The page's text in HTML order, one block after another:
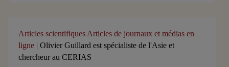
Articles scientifiques Articles de journaux et médias en
ligne | Olivier Guillard est spécialiste de l'Asie et
chercheur au CERIAS